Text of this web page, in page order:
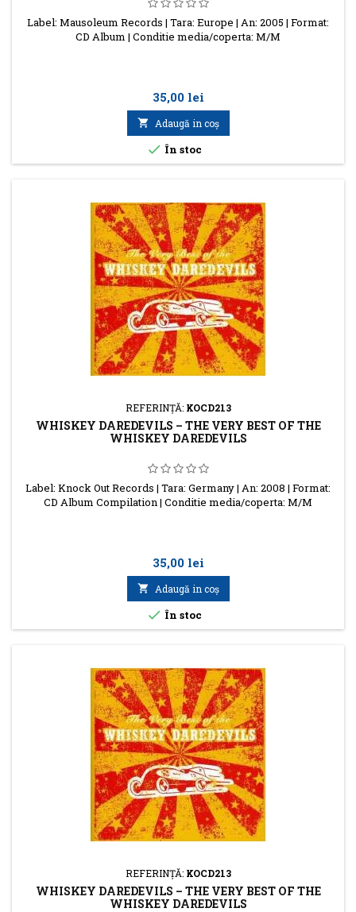
Label: Mausoleum Records | Tara: Europe | An: 2005 | Format:
CD Album | Conditie media/coperta: M/M
Preţ
35,00 lei
 Adaugă in coş
 În stoc
REFERINŢĂ: KOCD213
WHISKEY DAREDEVILS – THE VERY BEST OF THE
WHISKEY DAREDEVILS
Label: Knock Out Records | Tara: Germany | An: 2008 | Format:
CD Album Compilation | Conditie media/coperta: M/M
Preţ
35,00 lei
 Adaugă in coş
 În stoc
REFERINŢĂ: KOCD213
WHISKEY DAREDEVILS – THE VERY BEST OF THE
WHISKEY DAREDEVILS